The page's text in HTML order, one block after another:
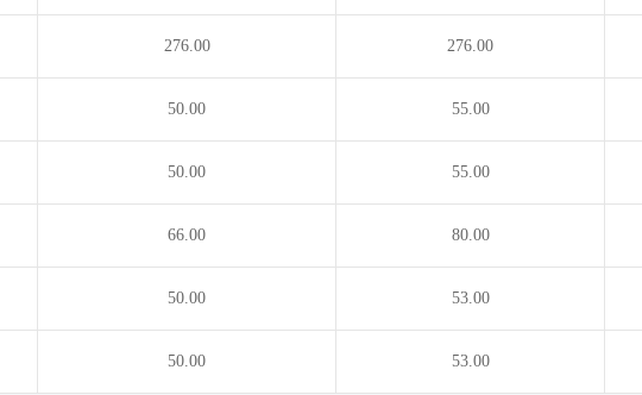
276.00 276.00
50.00 55.00
50.00 55.00
66.00 80.00
50.00 53.00
50.00 53.00